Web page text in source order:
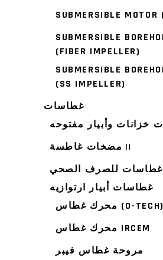
SUBMERSIBLE MOTOR
SUBMERSIBLE
(FIBER IMPELLER)
SUBMERSIBLE
(SS IMPELLER)
غطاسات
خزانات وأبيار مفتوحه
مضخات غاطسة ||
غطاسات للصرف الصحي
غطاسات أبيار ارتوازيه
محرك غطاس (O-TECH)
محرك غطاس IRCEM
مروحة غطاس فيبر